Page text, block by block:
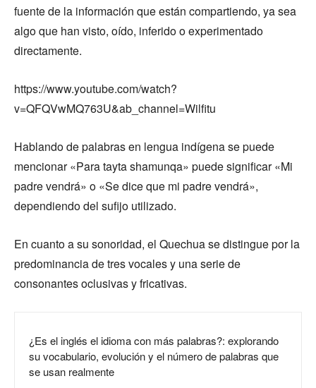
fuente de la información que están compartiendo, ya sea
algo que han visto, oído, inferido o experimentado
directamente.
https://www.youtube.com/watch?
v=QFQVwMQ763U&ab_channel=Wilfitu
Hablando de palabras en lengua indígena se puede
mencionar «Para tayta shamunqa» puede significar «Mi
padre vendrá» o «Se dice que mi padre vendrá»,
dependiendo del sufijo utilizado.
En cuanto a su sonoridad, el Quechua se distingue por la
predominancia de tres vocales y una serie de
consonantes oclusivas y fricativas.
¿Es el inglés el idioma con más palabras?: explorando
su vocabulario, evolución y el número de palabras que
se usan realmente